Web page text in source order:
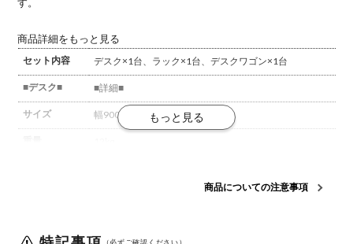
す。
商品詳細をもっと見る
セット内容
デスク×1台、ラック×1台、デスクワゴン×1台
■デスク■ ■詳細■
サイズ 幅900×奥行450×高さ730mm
商品についての注意事項
（必ずご確認ください）